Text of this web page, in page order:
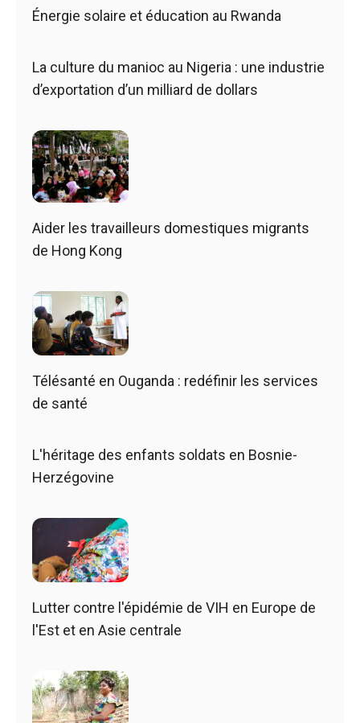
Énergie solaire et éducation au Rwanda
La culture du manioc au Nigeria : une industrie
d’exportation d’un milliard de dollars
Aider les travailleurs domestiques migrants
de Hong Kong
Télésanté en Ouganda : redéfinir les services
de santé
L'héritage des enfants soldats en Bosnie-
Herzégovine
Lutter contre l'épidémie de VIH en Europe de
l'Est et en Asie centrale